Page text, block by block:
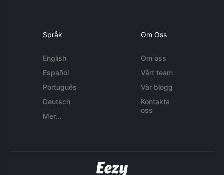
Språk
English
Español
Português
Deutsch
Mer...
Om Oss
Om oss
Vårt team
Vår blogg
Kontakta
oss